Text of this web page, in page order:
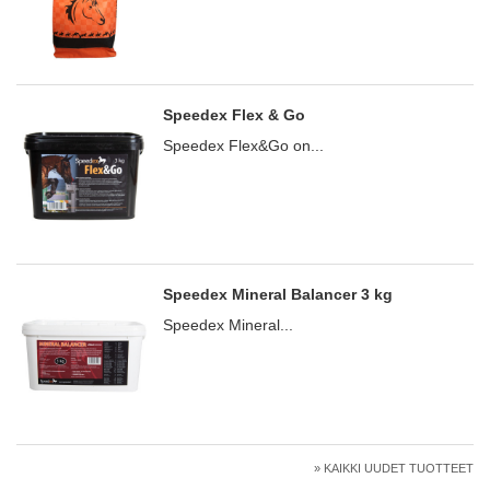
Speedex Flex & Go
Speedex Flex&Go on...
Speedex Mineral Balancer 3 kg
Speedex Mineral...
» KAIKKI UUDET TUOTTEET